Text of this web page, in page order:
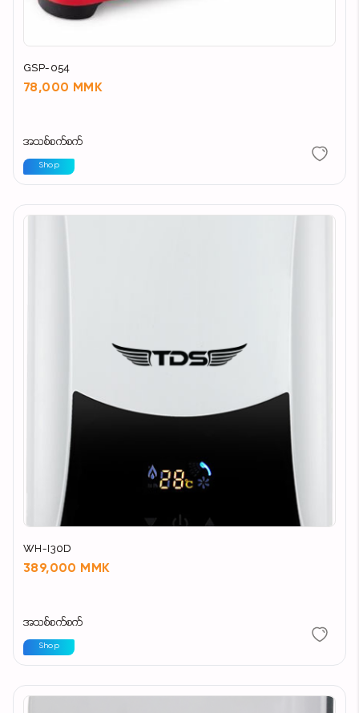
GSP-054
78,000 MMK
အသစ်စက်စက်
Shop
WH-I30D
389,000 MMK
အသစ်စက်စက်
Shop